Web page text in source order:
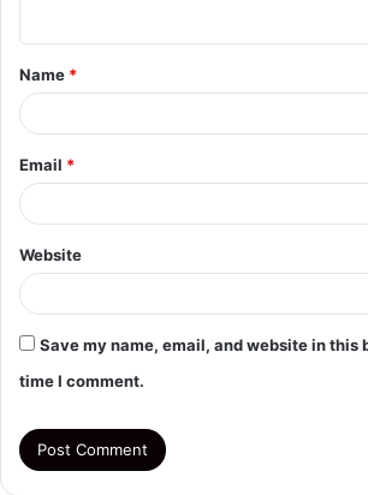
t
*
Name *
Email *
Website
Save my name, email, and website in this
time I comment.